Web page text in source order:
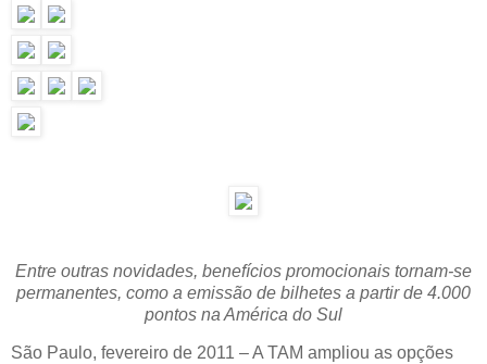
Entre outras novidades, benefícios promocionais tornam-se
permanentes, como a emissão de bilhetes a partir de 4.000
pontos na América do Sul
São Paulo, fevereiro de 2011 – A TAM ampliou as opções